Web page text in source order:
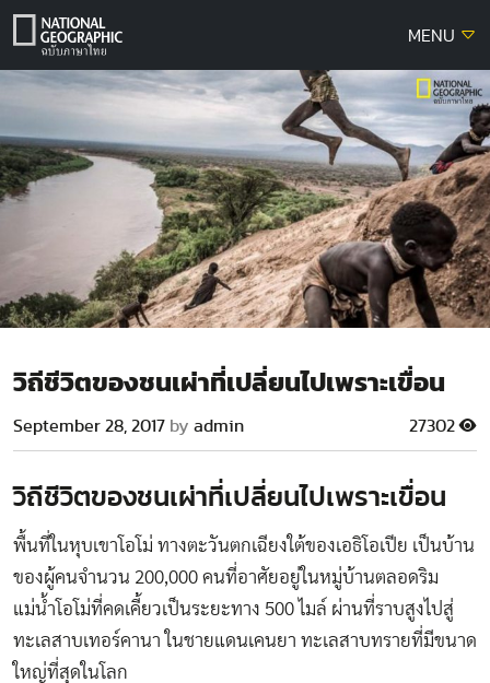
Skip
MENU
วิถีชีวิตของชนเผ่าที่เปลี่ยนไปเพราะเขื่อน
September 28, 2017 by admin 27302
วิถีชีวิตของชนเผ่าที่เปลี่ยนไปเพราะเขื่อน
พื้นที่ในหุบเขาโอโม่ ทางตะวันตกเฉียงใต้ของเอธิโอเปีย เป็นบ้าน
ของผู้คนจำนวน 200,000 คนที่อาศัยอยู่ในหมู่บ้านตลอดริม
แม่น้ำโอโม่ที่คดเคี้ยวเป็นระยะทาง 500 ไมล์ ผ่านที่ราบสูงไปสู่
ทะเลสาบเทอร์คานา ในชายแดนเคนยา ทะเลสาบทรายที่มีขนาด
ใหญ่ที่สุดในโลก